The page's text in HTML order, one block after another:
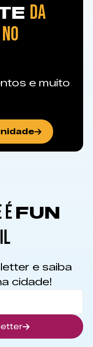
DA
e muito
É FUN
e saiba
cidade!